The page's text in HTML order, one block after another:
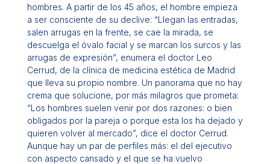
hombres. A partir de los 45 años, el hombre empieza
a ser consciente de su declive: “Llegan las entradas,
salen arrugas en la frente, se cae la mirada, se
descuelga el óvalo facial y se marcan los surcos y las
arrugas de expresión”, enumera el doctor Leo
Cerrud, de la clínica de medicina estética de Madrid
que lleva su propio nombre. Un panorama que no hay
crema que solucione, por más milagros que prometa:
“Los hombres suelen venir por dos razones: o bien
obligados por la pareja o porque esta los ha dejado y
quieren volver al mercado”, dice el doctor Cerrud.
Aunque hay un par de perfiles más: el del ejecutivo
con aspecto cansado y el que se ha vuelvo